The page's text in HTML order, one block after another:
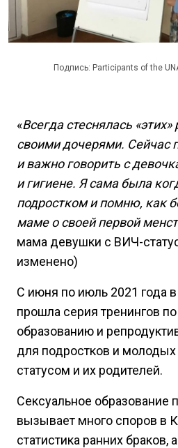
Подпись: Participants of the
«Всегда стеснялась «этих»
своими дочерями. Сейчас
и важно говорить с
и гигиене. Я сама была
подростком и помню, как
маме о своей первой
мама девушки с ВИЧ-
изменено)
С июня по июль 2021 года
прошла серия тренингов
образованию и
для подростков и
статусом и их родителей.
Сексуальное образование
вызывает много споров в
статистика ранних браков,